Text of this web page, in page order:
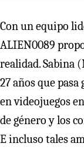
Con un equipo
ALIEN0089
realidad. Sabina
27 años que
en videojuegos
de género y los
E incluso tales